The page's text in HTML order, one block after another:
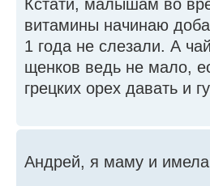
Кстати, малышам во
витамины начинаю
1 года не слезали. А
щенков ведь не мало,
грецких орех давать и
Андрей, я маму и